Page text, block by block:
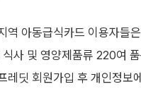
역 아동급식카드 이용자들
사 및 영양제품류 220여
레딧 회원가입 후 개인정